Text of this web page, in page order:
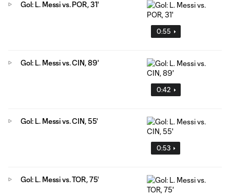
0:55
Gol: L. Messi vs. POR, 31'
0:42
Gol: L. Messi vs. CIN, 89'
0:53
Gol: L. Messi vs. CIN, 55'
Gol: L. Messi vs. TOR, 75'